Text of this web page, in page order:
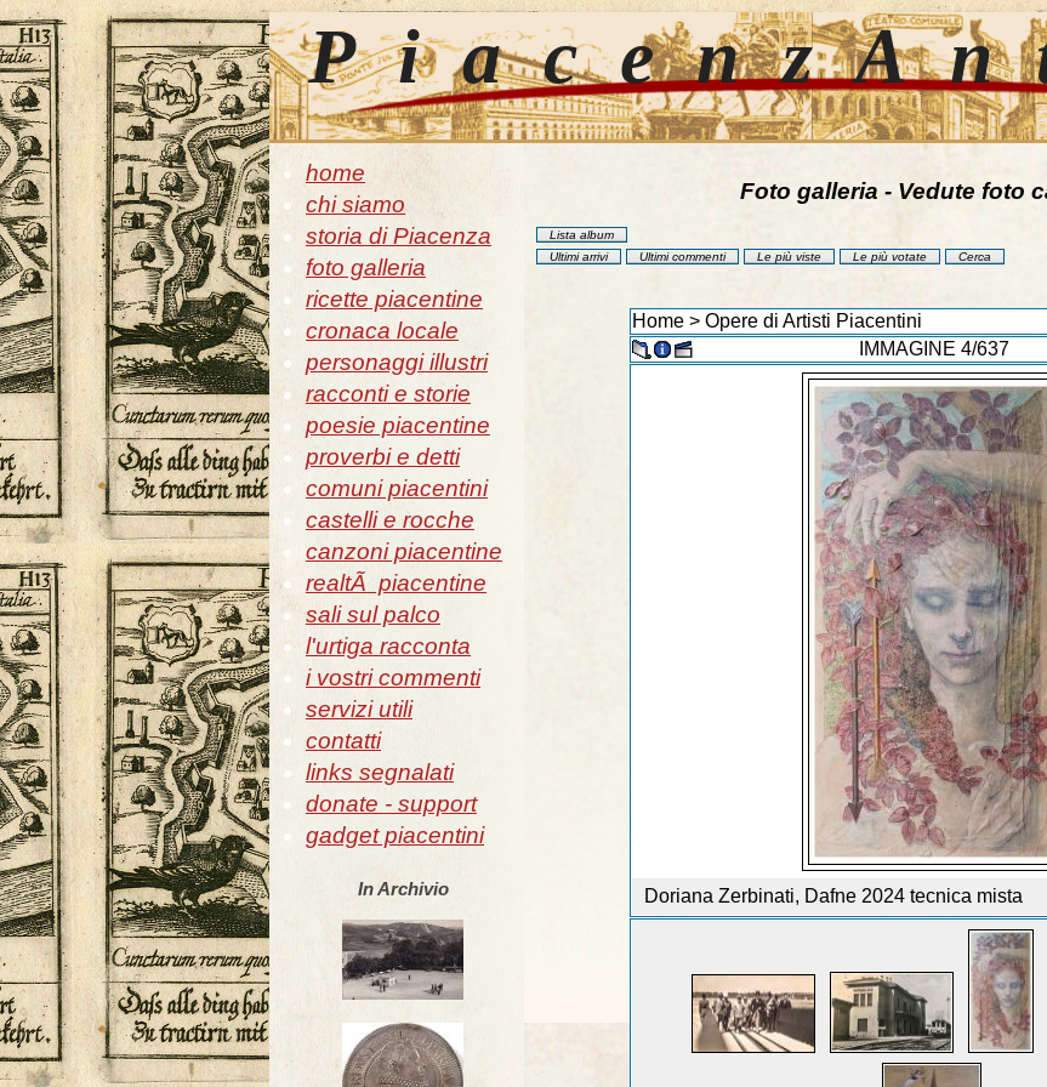
home
chi siamo
storia di Piacenza
foto galleria
ricette piacentine
cronaca locale
personaggi illustri
racconti e storie
poesie piacentine
proverbi e detti
comuni piacentini
castelli e rocche
canzoni piacentine
realtÃ piacentine
sali sul palco
l'urtiga racconta
i vostri commenti
servizi utili
contatti
links segnalati
donate - support
gadget piacentini
In Archivio
Foto galleria - Vedute foto
Lista album
Ultimi arrivi
Ultimi commenti Le più viste Le più votate Cerca
Home > Opere di Artisti Piacentini
IMMAGINE 4/637
Doriana Zerbinati, Dafne 2024 tecnica mista